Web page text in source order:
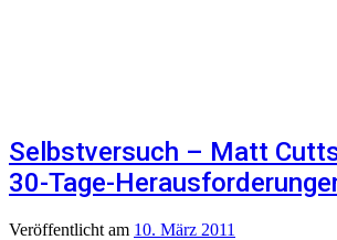
Selbstversuch – Matt
30-Tage-
Veröffentlicht am 10. März 2011